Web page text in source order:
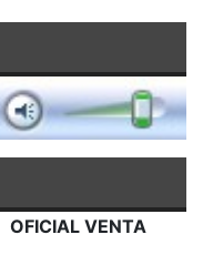
OFICIAL VENTA